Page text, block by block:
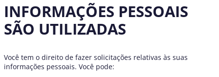
INFORMAÇÕES PESSOAIS
SÃO UTILIZADAS
Você tem o direito de fazer solicitações relativas às suas
informações pessoais. Você pode: